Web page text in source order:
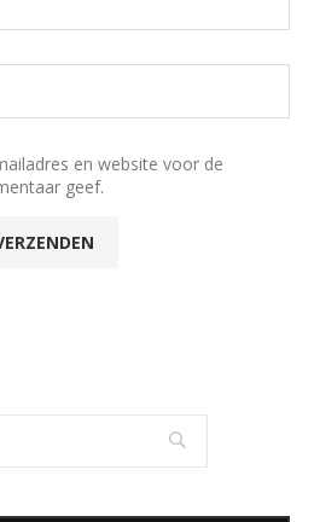
en website voor de
geef.